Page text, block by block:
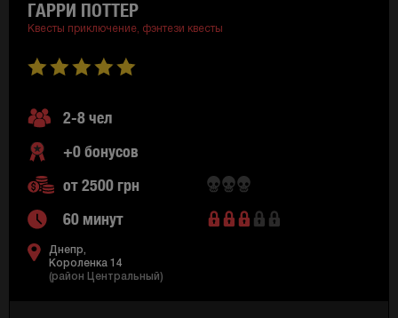
ГАРРИ ПОТТЕР
Квесты приключение, фэнтези квесты
2-8 чел
+0 бонусов
от 2500 грн
60 минут
Днепр,
Короленка 14
(район Центральный)